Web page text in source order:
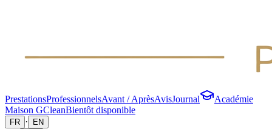
PrestationsProfessionnelsAvant / AprèsAvisJournal
Académie
Maison GCleanBientôt disponible
FR · EN